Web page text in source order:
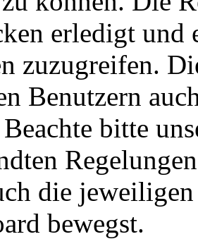
erledigt und
zuzugreifen.
Benutzern
bitte
die
bewegst.